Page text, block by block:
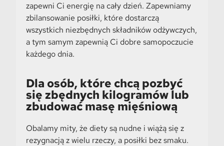
zapewni Ci energię na cały dzień. Zapewniamy
zbilansowanie posiłki, które dostarczą
wszystkich niezbędnych składników odżywczych,
a tym samym zapewnią Ci dobre samopoczucie
każdego dnia.
Dla osób, które chcą pozbyć
się zbędnych kilogramów lub
zbudować masę mięśniową
Obalamy mity, że diety są nudne i wiążą się z
rezygnacją z wielu rzeczy, a posiłki bez smaku.